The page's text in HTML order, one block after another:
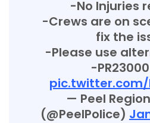
-No Injuries
-Crews are on
fix the
-Please use
-
pic.twitter.com/
— Peel
(@PeelPolice)